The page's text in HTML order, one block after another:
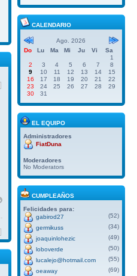
CALENDARIO
Ago. 2026
Do
Lu Ma Mi Ju Vi
Sa
1
2
3 4 5 6 7
8
9
10 11 12 13 14
15
16
17 18 19 20 21
22
23
24 25 26 27 28
29
30
31
EL EQUIPO
Administradores
FiatDuna
Moderadores
No Moderators
CUMPLEAÑOS
Felicidades para:
gabirod27
(52)
germikuss
(34)
joaquinlohezic
(49)
loboverde
(50)
lucalejo@hotmail.com
(55)
oeaway
(69)